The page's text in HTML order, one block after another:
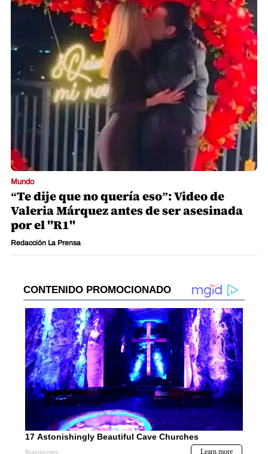
Mundo
“Te dije que no quería eso”: Video de
Valeria Márquez antes de ser asesinada
por el "R1"
Redacción La Prensa